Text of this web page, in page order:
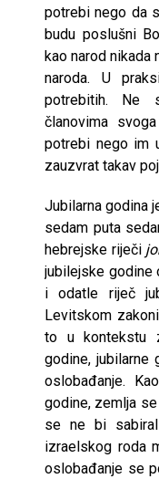
potrebi nego da
budu poslušni
kao narod nikada
naroda. U
potrebitih. Ne
članovima
potrebi nego im
zauzvrat takav
Jubilarna godina
sedam puta
hebrejske riječi
jubilejske godine
i odatle riječ
Levitskom
to u kontekstu
godine, jubilarne
oslobađanje.
godine, zemlja
se ne bi
izraelskog roda
oslobađanje se